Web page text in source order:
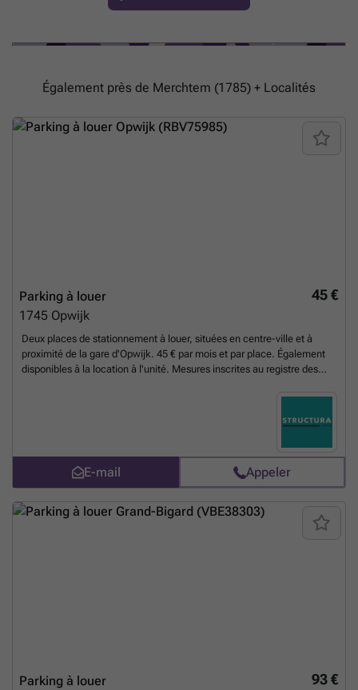
Également près de Merchtem (1785) + Localités
45 €
Parking à louer
1745 Opwijk
Deux places de stationnement à louer, situées en centre-ville et à
proximité de la gare d'Opwijk. 45 € par mois et par place. Également
disponibles à la location à l'unité. Mesures inscrites au registre des
E-mail Appeler
93 €
Parking à louer